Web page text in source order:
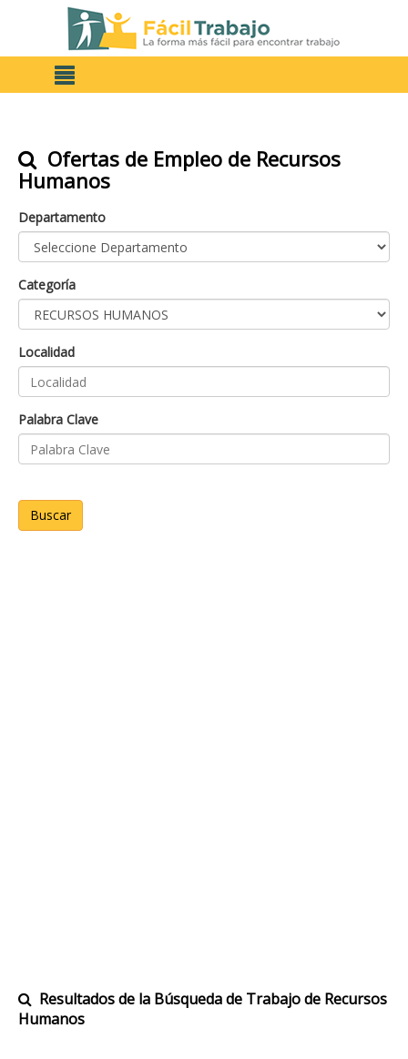
Ofertas de Empleo de Recursos
Humanos
Departamento
Categoría
Localidad
Palabra Clave
Buscar
Resultados de la Búsqueda de Trabajo de Recursos
Humanos